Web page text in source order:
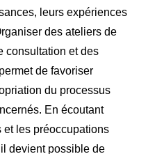
leurs expériences
des ateliers de
consultation et des
de favoriser
du processus
En écoutant
les préoccupations
devient possible de